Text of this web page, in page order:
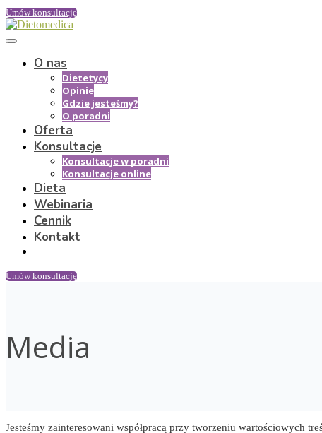
Umów konsultację
O nas
Dietetycy
Opinie
Gdzie jesteśmy?
O poradni
Oferta
Konsultacje
Konsultacje w poradni
Konsultacje online
Dieta
Webinaria
Cennik
Kontakt
Umów konsultację
Media
Jesteśmy zainteresowani współpracą przy tworzeniu wartościowych